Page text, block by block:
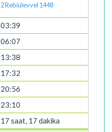
2 Rebiülevvel 1448
03:39
06:07
13:38
17:32
20:56
23:10
17 saat, 17 dakika